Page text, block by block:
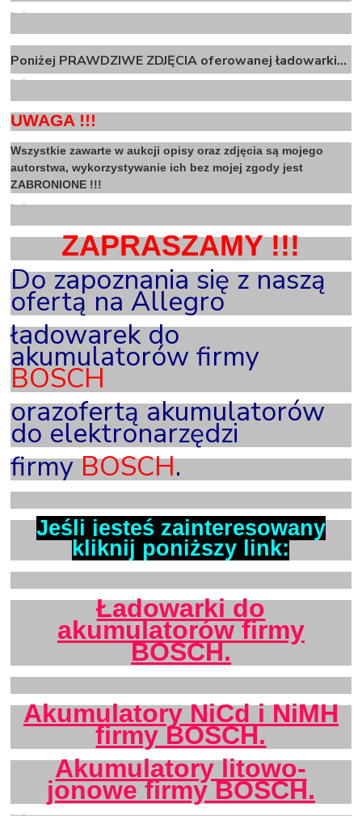
X
Poniżej PRAWDZIWE ZDJĘCIA oferowanej ładowarki…
X
UWAGA !!!
Wszystkie zawarte w aukcji opisy oraz zdjęcia są mojego
autorstwa, wykorzystywanie ich bez mojej zgody jest
ZABRONIONE !!!
X
ZAPRASZAMY !!!
Do zapoznania się z naszą
ofertą na Allegro
ładowarek do
akumulatorów firmy
BOSCH
orazofertą akumulatorów
do elektronarzędzi
firmyBOSCH.
Jeśli jesteś zainteresowany
kliknij poniższy link:
Ładowarki do
akumulatorów firmy
BOSCH.
AkumulatoryNiCdiNiMH
firmy BOSCH.
Akumulatory litowo-
jonowe firmy BOSCH.